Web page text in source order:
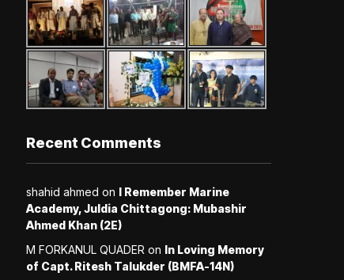
Recent Comments
shahid ahmed on I Remember Marine
Academy, Juldia Chittagong: Mubashir
Ahmed Khan (2E)
M FORKANUL QUADER on In Loving Memory
of Capt. Ritesh Talukder (BMFA-14N)